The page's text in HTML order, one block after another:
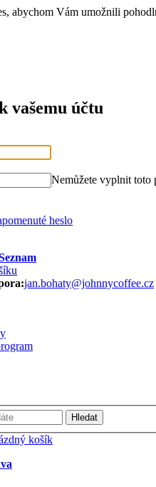
abychom Vám umožnili
vašemu účtu
Nemůžete vyplnit toto
heslo
jan.bohaty@johnnycoffee.cz
Hledat
košík